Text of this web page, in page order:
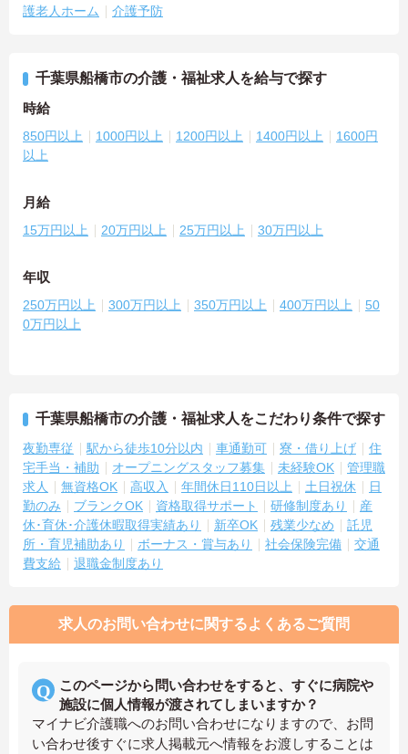
護老人ホーム
介護予防
千葉県船橋市の介護・福祉求人を給与で探す
時給
850円以上 1000円以上 1200円以上 1400円以上
1600円
以上
月給
15万円以上 20万円以上 25万円以上 30万円以上
年収
250万円以上 300万円以上 350万円以上 400万円以上
50
0万円以上
千葉県船橋市の介護・福祉求人をこだわり条件で探す
夜勤専従 駅から徒歩10分以内 車通勤可 寮・借り上げ
住
宅手当・補助
オープニングスタッフ募集 未経験OK
管理職
求人
無資格OK 高収入 年間休日110日以上 土日祝休
日
勤のみ
ブランクOK 資格取得サポート 研修制度あり
産
休･育休･介護休暇取得実績あり
新卒OK 残業少なめ
託児
所・育児補助あり
ボーナス・賞与あり 社会保険完備
交通
費支給
退職金制度あり
求人のお問い合わせに関するよくあるご質問
このページから問い合わせをすると、すぐに病院や
施設に個人情報が渡されてしまいますか？
マイナビ介護職へのお問い合わせになりますので、お問
い合わせ後すぐに求人掲載元へ情報をお渡しすることは